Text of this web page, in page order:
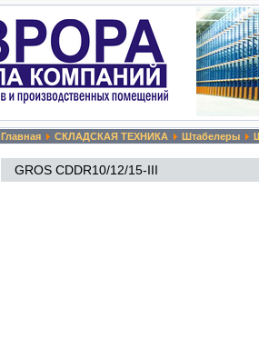
Главная СКЛАДСКАЯ ТЕХНИКА Штабелеры
GROS СDDR10/12/15-III